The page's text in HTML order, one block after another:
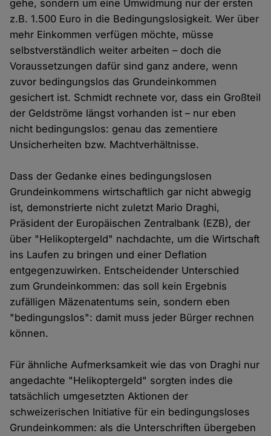
gehe, sondern um eine Umwidmung nur der ersten
z.B. 1.500 Euro in die Bedingungslosigkeit. Wer über
mehr Einkommen verfügen möchte, müsse
selbstverständlich weiter arbeiten – doch die
Voraussetzungen dafür sind ganz andere, wenn
zuvor bedingungslos das Grundeinkommen
gesichert ist. Schmidt rechnete vor, dass ein Großteil
der Geldströme längst vorhanden ist – nur eben
nicht bedingungslos: genau das zementiere
Unsicherheiten bzw. Machtverhältnisse.
Dass der Gedanke eines bedingungslosen
Grundeinkommens wirtschaftlich gar nicht abwegig
ist, demonstrierte nicht zuletzt Mario Draghi,
Präsident der Europäischen Zentralbank (EZB), der
über "Helikoptergeld" nachdachte, um die Wirtschaft
ins Laufen zu bringen und einer Deflation
entgegenzuwirken. Entscheidender Unterschied
zum Grundeinkommen: das soll kein Ergebnis
zufälligen Mäzenatentums sein, sondern eben
"bedingungslos": damit muss jeder Bürger rechnen
können.
Für ähnliche Aufmerksamkeit wie das von Draghi nur
angedachte "Helikoptergeld" sorgten indes die
tatsächlich umgesetzten Aktionen der
schweizerischen Initiative für ein bedingungsloses
Grundeinkommen: als die Unterschriften übergeben